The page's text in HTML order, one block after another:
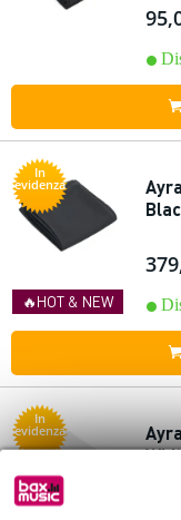
In
evidenza
🔥HOT & NEW
In
evidenza